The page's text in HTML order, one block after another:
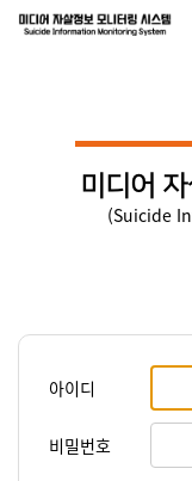
미디어
(Suicide
아이디
비밀번호